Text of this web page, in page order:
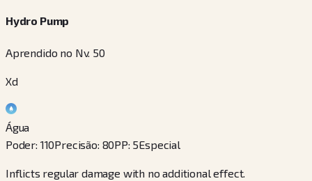
Hydro Pump
Aprendido no Nv. 50
Xd
Água
Poder: 110Precisão: 80PP: 5Especial
Inflicts regular damage with no additional effect.